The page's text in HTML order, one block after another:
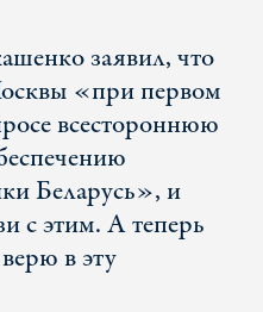
заявил, что
«при первом
всестороннюю
Беларусь», и
с этим. А теперь
в эту